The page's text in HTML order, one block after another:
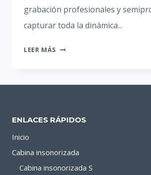
grabación profesionales y
capturar toda la dinámica...
LEER MÁS CABINA
GRABACIÓN
GUÍA
ENLACES RÁPIDOS
Inicio
Cabina insonorizada
Cabina insonorizada S